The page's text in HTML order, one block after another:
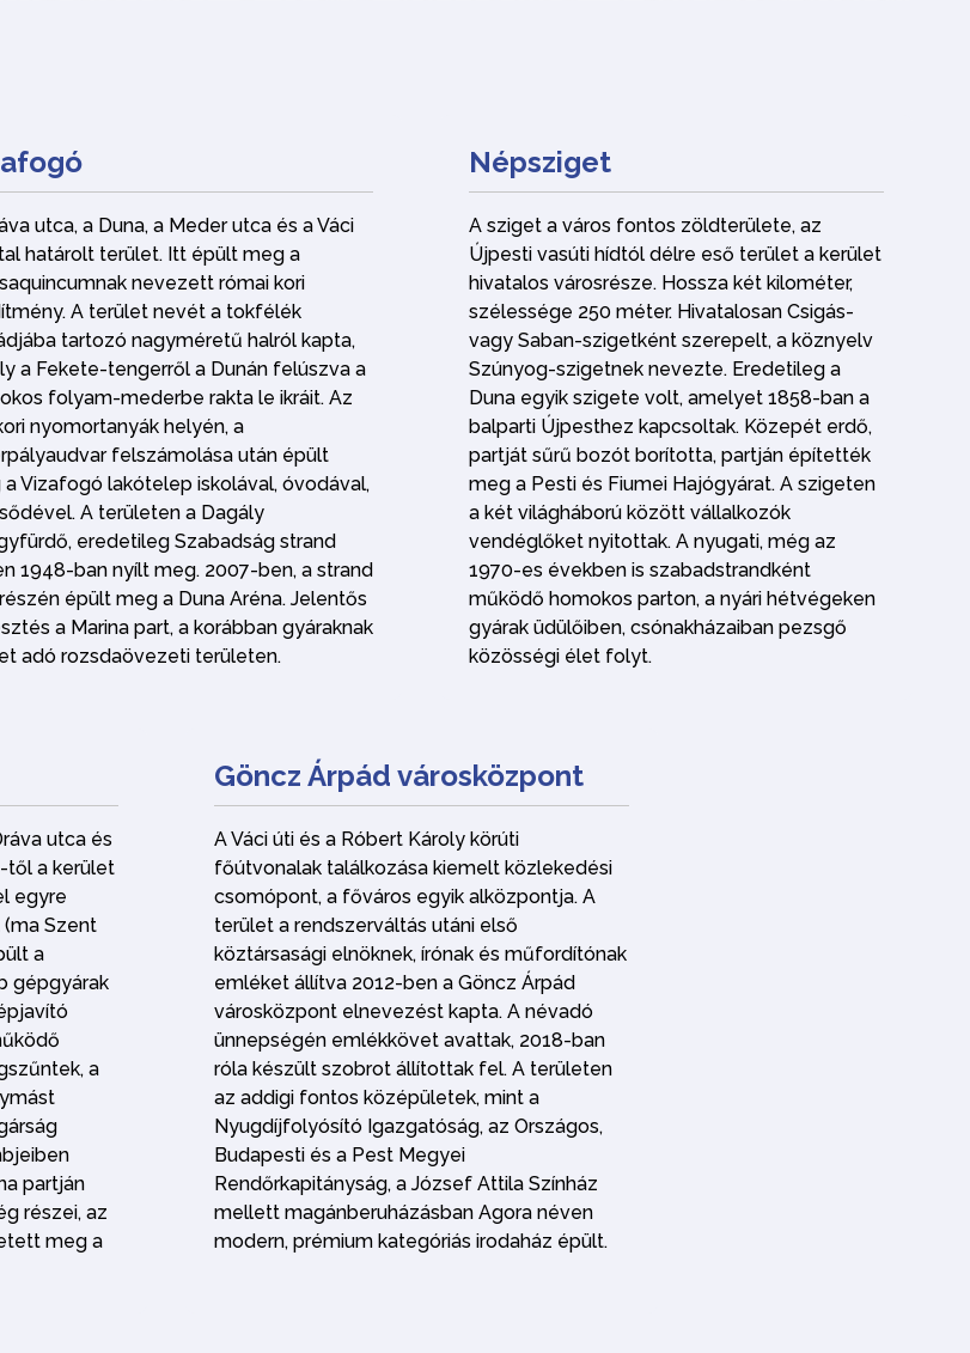
utca, a Duna, a Meder utca és a Váci
határolt terület. Itt épült meg a
nevezett római kori
A terület nevét a tokfélék
tartozó nagyméretű halról kapta,
a Fekete-tengerről a Dunán felúszva a
folyam-mederbe rakta le ikráit. Az
nyomortanyák helyén, a
felszámolása után épült
Vizafogó lakótelep iskolával, óvodával,
A területen a Dagály
eredetileg Szabadság strand
1948-ban nyílt meg. 2007-ben, a strand
épült meg a Duna Aréna. Jelentős
a Marina part, a korábban gyáraknak
adó rozsdaövezeti területen.
Népsziget
A sziget a város fontos zöldterülete, az
Újpesti vasúti hídtól délre eső terület a kerület
hivatalos városrésze. Hossza két kilométer,
szélessége 250 méter. Hivatalosan Csigás-
vagy Saban-szigetként szerepelt, a köznyelv
Szúnyog-szigetnek nevezte. Eredetileg a
Duna egyik szigete volt, amelyet 1858-ban a
balparti Újpesthez kapcsoltak. Közepét erdő,
partját sűrű bozót borította, partján építették
meg a Pesti és Fiumei Hajógyárat. A szigeten
a két világháború között vállalkozók
vendéglőket nyitottak. A nyugati, még az
1970-es években is szabadstrandként
működő homokos parton, a nyári hétvégeken
gyárak üdülőiben, csónakházaiban pezsgő
közösségi élet folyt.
utca és
től a kerület
egyre
Szent
a
gépgyárak
a
partján
részei, az
meg a
Göncz Árpád városközpont
A Váci úti és a Róbert Károly körúti
főútvonalak találkozása kiemelt közlekedési
csomópont, a főváros egyik alközpontja. A
terület a rendszerváltás utáni első
köztársasági elnöknek, írónak és műfordítónak
emléket állítva 2012-ben a Göncz Árpád
városközpont elnevezést kapta. A névadó
ünnepségén emlékkövet avattak, 2018-ban
róla készült szobrot állítottak fel. A területen
az addigi fontos középületek, mint a
Nyugdíjfolyósító Igazgatóság, az Országos,
Budapesti és a Pest Megyei
Rendőrkapitányság, a József Attila Színház
mellett magánberuházásban Agora néven
modern, prémium kategóriás irodaház épült.